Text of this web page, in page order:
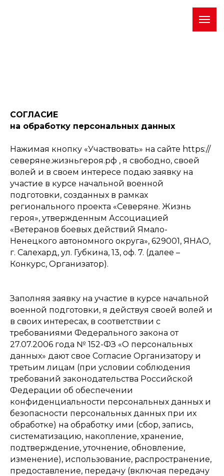
СОГЛАСИЕ
на обработку персональных данных
Нажимая кнопку «Участвовать» на сайте https://
северяне.жизньгероя.рф , я свободно, своей
волей и в своем интересе подаю заявку на
участие в курсе начальной военной
подготовки, созданных в рамках
регионального проекта «Северяне. Жизнь
героя», утвержденным Ассоциацией
«Ветеранов боевых действий Ямало-
Ненецкого автономного округа», 629001, ЯНАО,
г. Салехард, ул. Губкина, 13, оф. 7. (далее –
Конкурс, Организатор).
Заполняя заявку на участие в курсе начальной
военной подготовки, я действуя своей волей и
в своих интересах, в соответствии с
требованиями Федерального закона от
27.07.2006 года № 152-ФЗ «О персональных
данных» дают свое Согласие Организатору и
третьим лицам (при условии соблюдения
требований законодательства Российской
Федерации об обеспечении
конфиденциальности персональных данных и
безопасности персональных данных при их
обработке) на обработку ими (сбор, запись,
систематизацию, накопление, хранение,
подтверждение, уточнение, обновление,
изменение), использование, распространение,
предоставление, передачу (включая передачу